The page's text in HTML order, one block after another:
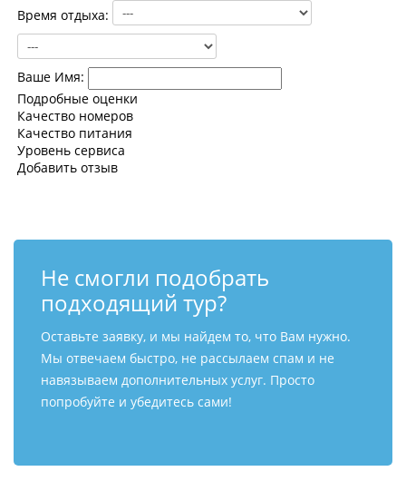
Время отдыха:
Ваше Имя:
Подробные оценки
Качество номеров
Качество питания
Уровень сервиса
Добавить отзыв
Не смогли подобрать
подходящий тур?
Оставьте заявку, и мы найдем то, что Вам нужно.
Мы отвечаем быстро, не рассылаем спам и не
навязываем дополнительных услуг. Просто
попробуйте и убедитесь сами!